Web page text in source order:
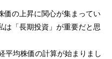
価の上昇に関心が集まってい
は「長期投資」が重要だと思
平均株価の計算が始まりまし